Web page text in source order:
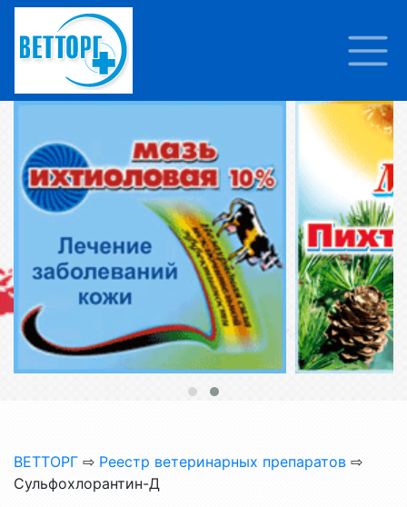
ВЕТТОРГ ⇨ Реестр ветеринарных препаратов ⇨
Сульфохлорантин-Д